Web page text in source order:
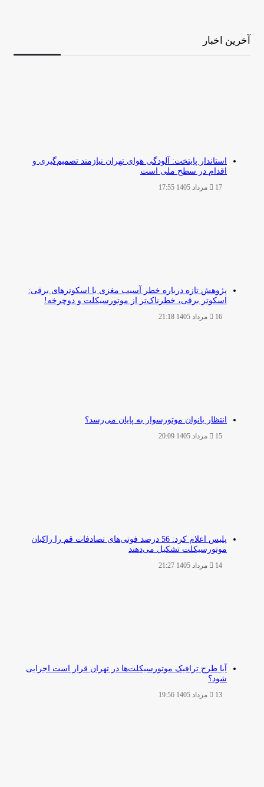
آخرین اخبار
استاندار پایتخت: آلودگی هوای تهران نیازمند تصمیم‌گیری و
اقدام در سطح ملی است
17 مرداد 1405 17:55
پژوهش تازه درباره خطر آسیب مغزی با اسکوترهای برقی:
اسکوتر برقی، خطرناک‌تر از موتورسیکلت و دوچرخه!
16 مرداد 1405 21:18
انتظار بانوان موتورسوار به پایان می‌رسد؟
15 مرداد 1405 20:09
پلیس اعلام کرد: 56 درصد فوتی‌های تصادفات قم را راکبان
موتورسیکلت تشکیل می‌دهند
14 مرداد 1405 21:27
آیا طرح ترافیک موتورسیکلت‌ها در تهران قرار است اجرایی
شود؟
13 مرداد 1405 19:56